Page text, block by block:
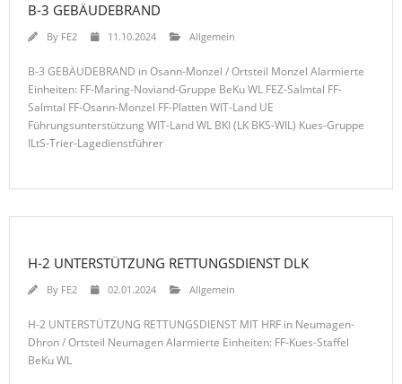
B-3 GEBÄUDEBRAND
By FE2 11.10.2024 Allgemein
B-3 GEBÄUDEBRAND in Osann-Monzel / Ortsteil Monzel Alarmierte
Einheiten: FF-Maring-Noviand-Gruppe BeKu WL FEZ-Salmtal FF-
Salmtal FF-Osann-Monzel FF-Platten WIT-Land UE
Führungsunterstützung WIT-Land WL BKI (LK BKS-WIL) Kues-Gruppe
ILtS-Trier-Lagedienstführer
H-2 UNTERSTÜTZUNG RETTUNGSDIENST DLK
By FE2 02.01.2024 Allgemein
H-2 UNTERSTÜTZUNG RETTUNGSDIENST MIT HRF in Neumagen-
Dhron / Ortsteil Neumagen Alarmierte Einheiten: FF-Kues-Staffel
BeKu WL